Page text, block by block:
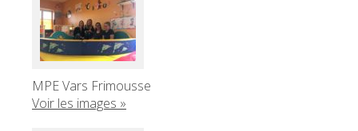
MPE Vars Frimousse
Voir les images »